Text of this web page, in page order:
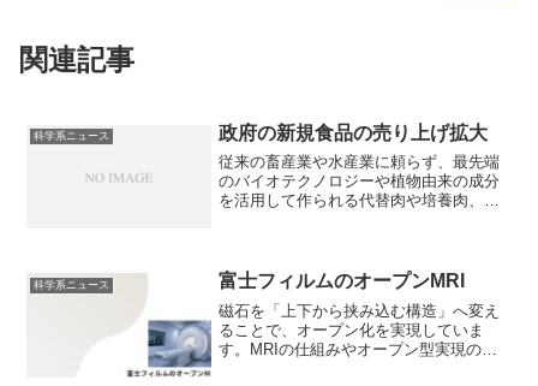
関連記事
科学系ニュース 政府の新規食品の売り上げ拡大
従来の畜産業や水産業に頼らず、最先端
のバイオテクノロジーや植物由来の成分
を活用して作られる代替肉や培養肉、精
科学系ニュース 富士フィルムのオープンMRI
磁石を「上下から挟み込む構造」へ変え
ることで、オープン化を実現していま
す。MRIの仕組みやオープン型実現の方